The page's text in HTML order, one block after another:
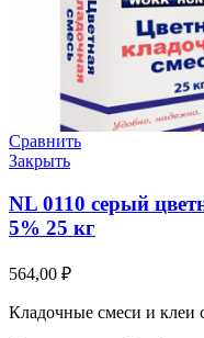
Сравнить
Закрыть
NL 0110 серый
5% 25 кг
564,00 ₽
Кладочные смеси и клеи